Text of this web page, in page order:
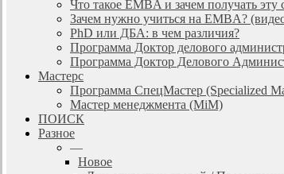
Что такое EMBA и зачем получать эту
Зачем нужно учиться на EMBA?
PhD или ДБА: в чем различия?
Программа Доктор делового
Программа Доктор Делового
Мастерс
Программа СпецМастер (Specialized
Мастер менеджмента (MiM)
ПОИСК
Разное
—
Новое